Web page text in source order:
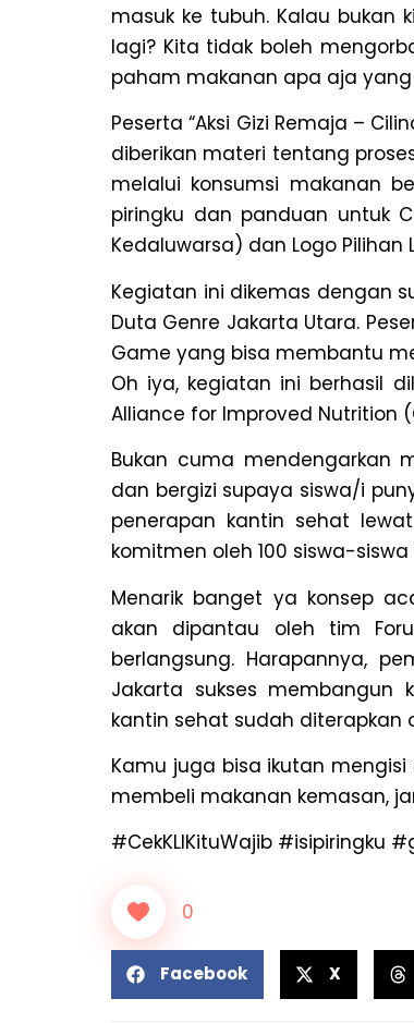
masuk ke tubuh. Kalau bukan
lagi? Kita tidak boleh
paham makanan apa aja
Peserta “Aksi Gizi Remaja –
diberikan materi tentang
melalui konsumsi makanan
piringku dan panduan untuk
Kedaluwarsa) dan Logo Pilihan
Kegiatan ini dikemas dengan
Duta Genre Jakarta Utara.
Game yang bisa membantu
Oh iya, kegiatan ini berhasil
Alliance for Improved Nutrition
Bukan cuma mendengarkan
dan bergizi supaya siswa/i
penerapan kantin sehat
komitmen oleh 100 siswa-siswa
Menarik banget ya konsep
akan dipantau oleh tim
berlangsung. Harapannya,
Jakarta sukses membangun
kantin sehat sudah diterapkan
Kamu juga bisa ikutan
membeli makanan kemasan,
#CekKLIKituWajib #isipiringku
0
Facebook X